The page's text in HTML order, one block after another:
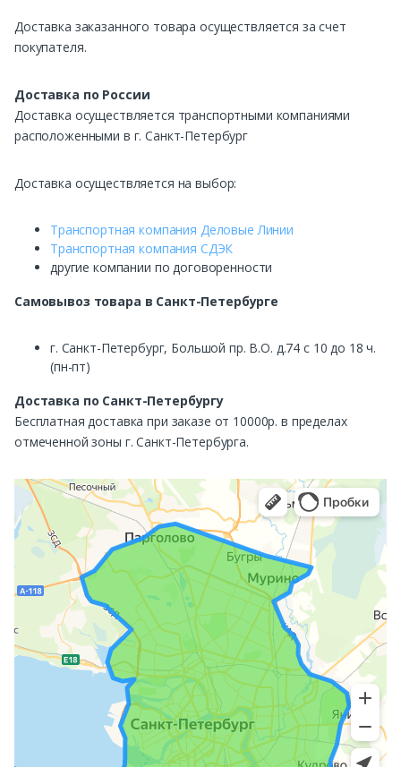
Доставка заказанного товара осуществляется за счет
покупателя.
Доставка по России
Доставка осуществляется транспортными компаниями
расположенными в г. Санкт-Петербург
Доставка осуществляется на выбор:
Транспортная компания Деловые Линии
Транспортная компания СДЭК
другие компании по договоренности
Самовывоз товара в Санкт-Петербурге
г. Санкт-Петербург, Большой пр. В.О. д.74 с 10 до 18 ч.
(пн-пт)
Доставка по Санкт-Петербургу
Бесплатная доставка при заказе от 10000р. в пределах
отмеченной зоны г. Санкт-Петербурга.